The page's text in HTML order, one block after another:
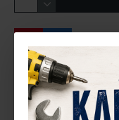
ΠΕΡΙΓΡΑ΄ΦΉ